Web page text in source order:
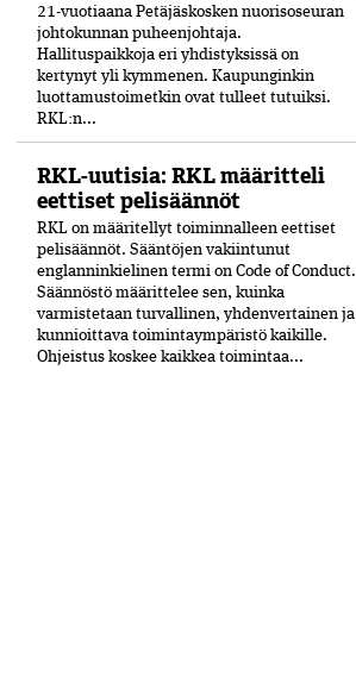
21-vuo­tiaana Petäjäskosken nuoriso­seuran
johtokunnan puheenjohtaja.
Hallituspaikkoja eri yhdistyksissä on
kertynyt yli kymmenen. Kaupunginkin
luottamustoimetkin ovat tulleet tutuiksi.
RKL:n...
RKL-uutisia: RKL määritteli
eettiset pelisäännöt
RKL on määritellyt toiminnalleen eettiset
peli­säännöt. Sääntöjen vakiintunut
englanninkielinen termi on Code of Conduct.
Säännöstö määrittelee sen, kuinka
varmistetaan turvallinen, yhdenvertainen ja
kun­nioittava toimintaympäristö kaikille.
Ohjeistus koskee kaikkea toimintaa...